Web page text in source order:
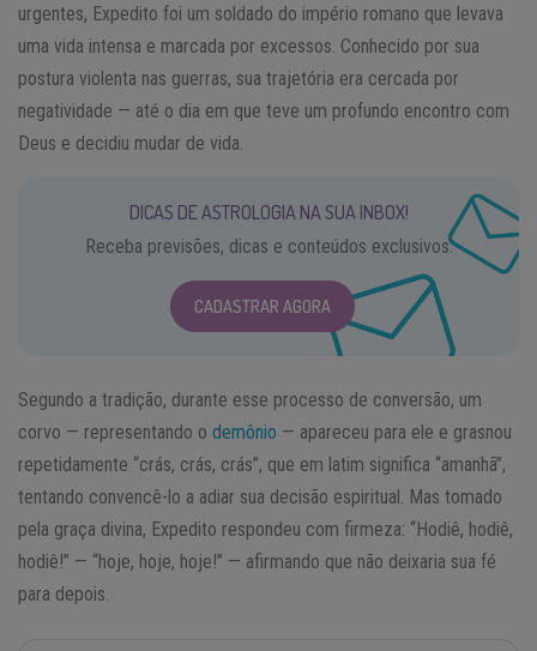
urgentes, Expedito foi um soldado do império romano que levava
uma vida intensa e marcada por excessos. Conhecido por sua
postura violenta nas guerras, sua trajetória era cercada por
negatividade — até o dia em que teve um profundo encontro com
Deus e decidiu mudar de vida.
DICAS DE ASTROLOGIA NA SUA INBOX!
Receba previsões, dicas e conteúdos exclusivos.
CADASTRAR AGORA
Segundo a tradição, durante esse processo de conversão, um
corvo — representando o demônio — apareceu para ele e grasnou
repetidamente “crás, crás, crás”, que em latim significa “amanhã”,
tentando convencê-lo a adiar sua decisão espiritual. Mas tomado
pela graça divina, Expedito respondeu com firmeza: “Hodiê, hodiê,
hodiê!” — “hoje, hoje, hoje!” — afirmando que não deixaria sua fé
para depois.